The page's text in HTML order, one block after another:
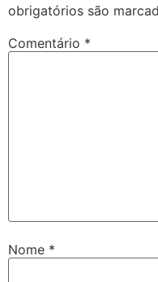
obrigatórios são
Comentário *
Nome *